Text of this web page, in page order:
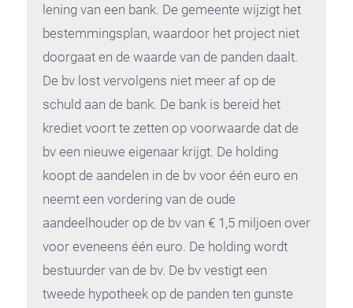
lening van een bank. De gemeente wijzigt het
bestemmingsplan, waardoor het project niet
doorgaat en de waarde van de panden daalt.
De bv lost vervolgens niet meer af op de
schuld aan de bank. De bank is bereid het
krediet voort te zetten op voorwaarde dat de
bv een nieuwe eigenaar krijgt. De holding
koopt de aandelen in de bv voor één euro en
neemt een vordering van de oude
aandeelhouder op de bv van € 1,5 miljoen over
voor eveneens één euro. De holding wordt
bestuurder van de bv. De bv vestigt een
tweede hypotheek op de panden ten gunste